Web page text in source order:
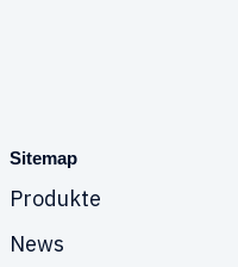
Sitemap
Produkte
News